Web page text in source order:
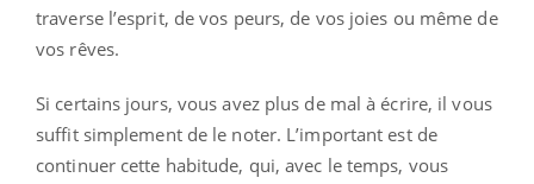
traverse l’esprit, de vos peurs, de vos joies ou même de
vos rêves.
Si certains jours, vous avez plus de mal à écrire, il vous
suffit simplement de le noter. L’important est de
continuer cette habitude, qui, avec le temps, vous